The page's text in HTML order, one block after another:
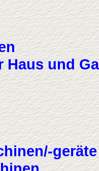
Haus und
geräte